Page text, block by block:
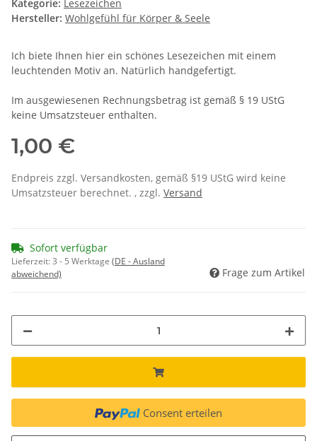
Kategorie: Lesezeichen
Hersteller: Wohlgefühl für Körper & Seele
Ich biete Ihnen hier ein schönes Lesezeichen mit einem
leuchtenden Motiv an. Natürlich handgefertigt.
Im ausgewiesenen Rechnungsbetrag ist gemäß § 19 UStG
keine Umsatzsteuer enthalten.
1,00 €
Endpreis zzgl. Versandkosten, gemäß §19 UStG wird keine
Umsatzsteuer berechnet. , zzgl. Versand
Sofort verfügbar
Lieferzeit:3 - 5 Werktage (DE - Ausland
abweichend)
Frage zum Artikel
Consent erteilen